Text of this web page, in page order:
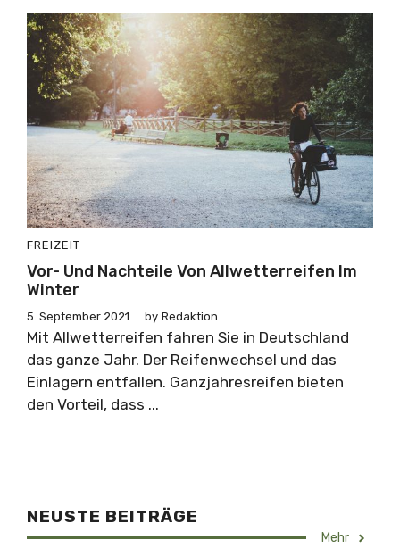
FREIZEIT
Vor- Und Nachteile Von Allwetterreifen Im
Winter
5. September 2021 by Redaktion
Mit Allwetterreifen fahren Sie in Deutschland
das ganze Jahr. Der Reifenwechsel und das
Einlagern entfallen. Ganzjahresreifen bieten
den Vorteil, dass ...
NEUSTE BEITRÄGE
Mehr